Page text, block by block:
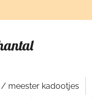
meester kadootjes